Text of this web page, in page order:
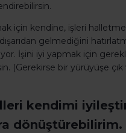
için kendine, işleri
gelmediğini
İşini iyi yapmak için
(Gerekirse bir yürüyüşe
kendimi
dönüştürebilirim.